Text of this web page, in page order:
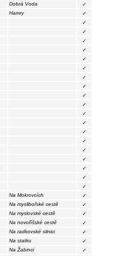
Dobrá Voda
✓
Hamry
✓
✓
✓
✓
✓
✓
✓
✓
✓
✓
✓
✓
✓
✓
✓
✓
✓
✓
✓
✓
Na Mokrovcích
✓
Na myslibořské cestě
✓
Na myslovské cestě
✓
Na novoříšské cestě
✓
Na radkovské silnici
✓
Na statku
✓
Na Žabinci
✓